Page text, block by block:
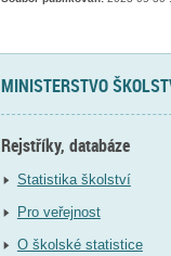
MINISTERSTVO
Rejstříky, databáze
Statistika školství
Pro veřejnost
O školské statistice